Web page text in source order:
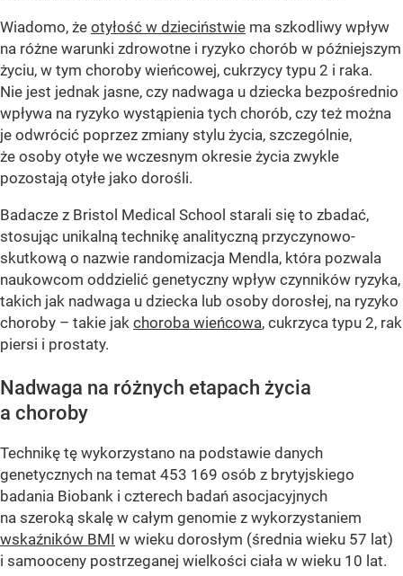
Wiadomo, że otyłość w dzieciństwie ma szkodliwy wpływ
na różne warunki zdrowotne i ryzyko chorób w późniejszym
życiu, w tym choroby wieńcowej, cukrzycy typu 2 i raka.
Nie jest jednak jasne, czy nadwaga u dziecka bezpośrednio
wpływa na ryzyko wystąpienia tych chorób, czy też można
je odwrócić poprzez zmiany stylu życia, szczególnie,
że osoby otyłe we wczesnym okresie życia zwykle
pozostają otyłe jako dorośli.
Badacze z Bristol Medical School starali się to zbadać,
stosując unikalną technikę analityczną przyczynowo-
skutkową o nazwie randomizacja Mendla, która pozwala
naukowcom oddzielić genetyczny wpływ czynników ryzyka,
takich jak nadwaga u dziecka lub osoby dorosłej, na ryzyko
choroby – takie jak choroba wieńcowa, cukrzyca typu 2, rak
piersi i prostaty.
Nadwaga na różnych etapach życia
a choroby
Technikę tę wykorzystano na podstawie danych
genetycznych na temat 453 169 osób z brytyjskiego
badania Biobank i czterech badań asocjacyjnych
na szeroką skalę w całym genomie z wykorzystaniem
wskaźników BMI w wieku dorosłym (średnia wieku 57 lat)
i samooceny postrzeganej wielkości ciała w wieku 10 lat.